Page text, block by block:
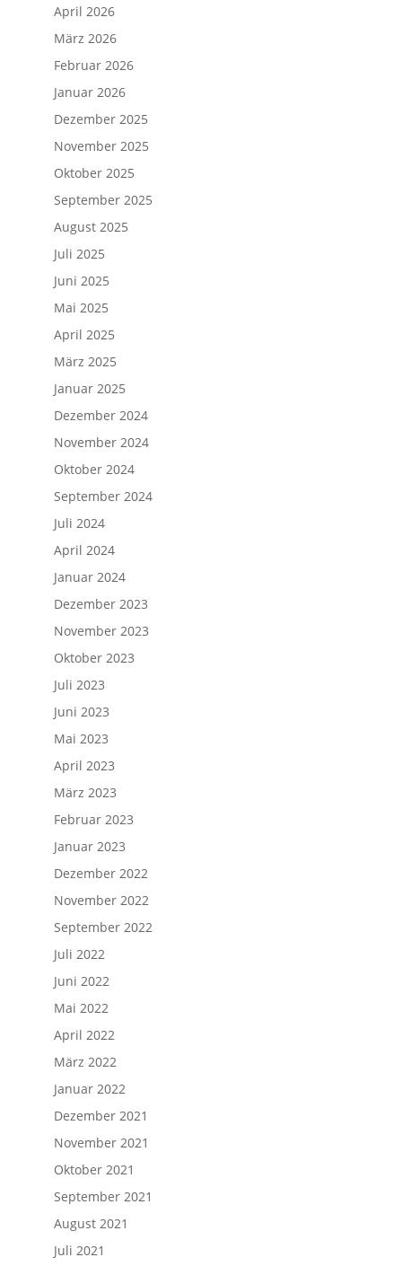
April 2026
März 2026
Februar 2026
Januar 2026
Dezember 2025
November 2025
Oktober 2025
September 2025
August 2025
Juli 2025
Juni 2025
Mai 2025
April 2025
März 2025
Januar 2025
Dezember 2024
November 2024
Oktober 2024
September 2024
Juli 2024
April 2024
Januar 2024
Dezember 2023
November 2023
Oktober 2023
Juli 2023
Juni 2023
Mai 2023
April 2023
März 2023
Februar 2023
Januar 2023
Dezember 2022
November 2022
September 2022
Juli 2022
Juni 2022
Mai 2022
April 2022
März 2022
Januar 2022
Dezember 2021
November 2021
Oktober 2021
September 2021
August 2021
Juli 2021